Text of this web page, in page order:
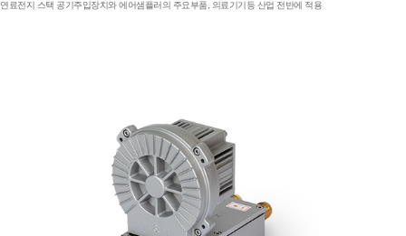
연료전지 스택 공기주입장치와 에어샘플러의 주요부품, 의료기기등 산업 전반에 적용